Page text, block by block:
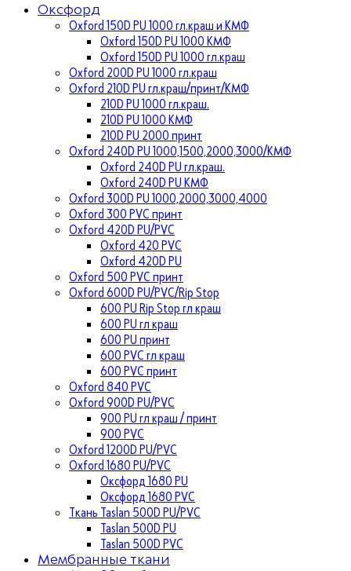
Оксфорд
Oxford 150D PU 1000 гл.краш и КМФ
Oxford 150D PU 1000 КМФ
Oxford 150D PU 1000 гл.краш
Oxford 200D PU 1000 гл.краш
Oxford 210D PU гл.краш/принт/КМФ
210D PU 1000 гл.краш.
210D PU 1000 КМФ
210D PU 2000 принт
Oxford 240D PU 1000,1500,2000,3000/КМФ
Oxford 240D PU гл.краш.
Oxford 240D PU КМФ
Oxford 300D PU 1000,2000,3000,4000
Oxford 300 PVC принт
Oxford 420D PU/PVC
Oxford 420 PVC
Oxford 420D PU
Oxford 500 PVC принт
Oxford 600D PU/PVC/Rip Stop
600 PU Rip Stop гл краш
600 PU гл краш
600 PU принт
600 PVC гл краш
600 PVC принт
Oxford 840 PVC
Oxford 900D PU/PVC
900 PU гл краш / принт
900 PVC
Oxford 1200D PU/PVC
Oxford 1680 PU/PVC
Оксфорд 1680 PU
Оксфорд 1680 PVC
Ткань Taslan 500D PU/PVC
Taslan 500D PU
Taslan 500D PVC
Мембранные ткани